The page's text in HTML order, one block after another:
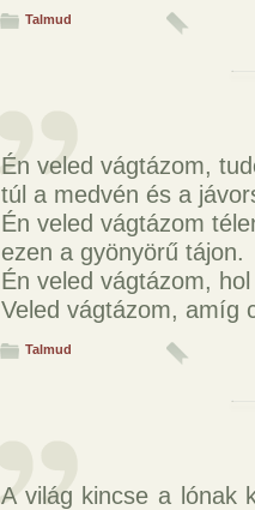
Talmud
Én veled vágtázom,
túl a medvén és a
Én veled vágtázom
ezen a gyönyörű tájon.
Én veled vágtázom,
Veled vágtázom, amíg
Talmud
A világ kincse a lónak